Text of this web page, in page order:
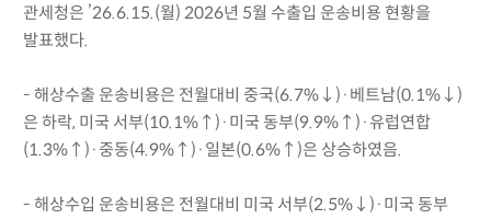
관세청은 ’26.6.15.(월) 2026년 5월 수출입 운송비용 현황을
발표했다.
- 해상수출 운송비용은 전월대비 중국(6.7%↓)·베트남(0.1%↓)
은 하락, 미국 서부(10.1%↑)·미국 동부(9.9%↑)·유럽연합
(1.3%↑)·중동(4.9%↑)·일본(0.6%↑)은 상승하였음.
- 해상수입 운송비용은 전월대비 미국 서부(2.5%↓)·미국 동부